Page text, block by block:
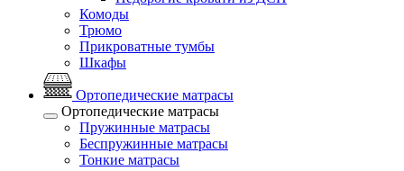
Комоды
Трюмо
Прикроватные тумбы
Шкафы
Ортопедические матрасы
Ортопедические матрасы
Пружинные матрасы
Беспружинные матрасы
Тонкие матрасы